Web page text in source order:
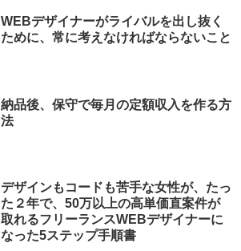
WEBデザイナーがライバルを出し抜く
ために、常に考えなければならないこと
納品後、保守で毎月の定額収入を作る方
法
デザインもコードも苦手な女性が、たっ
た２年で、50万以上の高単価直案件が
取れるフリーランスWEBデザイナーに
なった5ステップ手順書